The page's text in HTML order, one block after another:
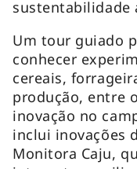
sustentabilidade
Um tour guiado
conhecer
cereais,
produção, entre
inovação no
inclui inovações
Monitora Caju,